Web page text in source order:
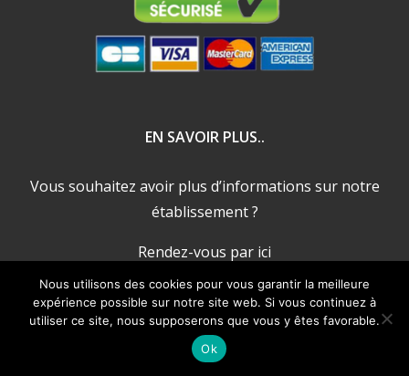
EN SAVOIR PLUS..
Vous souhaitez avoir plus d’informations sur notre
établissement ?
Rendez-vous par ici
Nous utilisons des cookies pour vous garantir la meilleure
expérience possible sur notre site web. Si vous continuez à
utiliser ce site, nous supposerons que vous y êtes favorable.
Ok